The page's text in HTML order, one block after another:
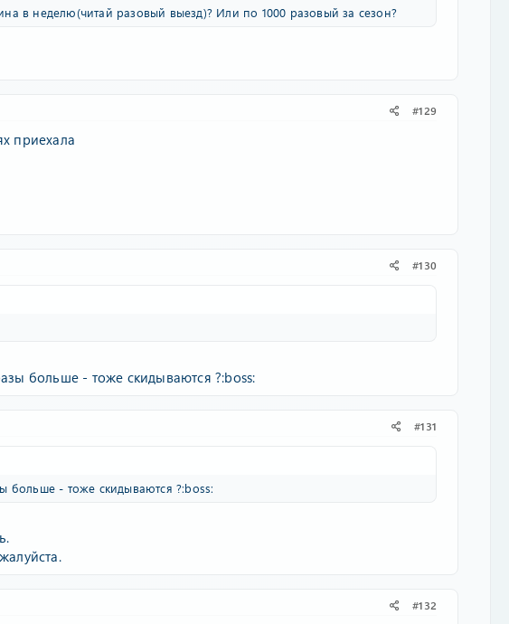
в неделю(читай разовый выезд)? Или по 1000 разовый за сезон?
#129
приехала
#130
больше - тоже скидываются ?:boss:
#131
больше - тоже скидываются ?:boss:
#132